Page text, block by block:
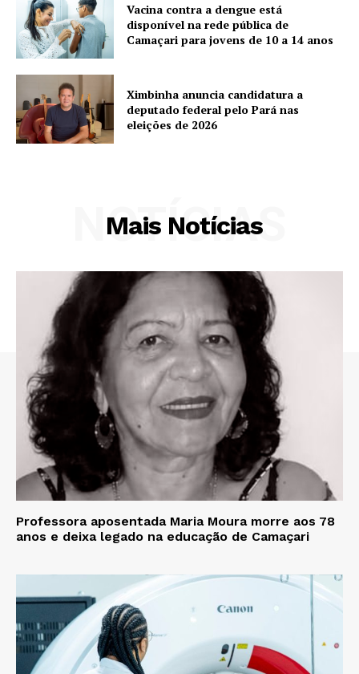
Vacina contra a dengue está
disponível na rede pública de
Camaçari para jovens de 10 a 14 anos
Ximbinha anuncia candidatura a
deputado federal pelo Pará nas
eleições de 2026
Mais Notícias
NOTÍCIAS
Professora aposentada Maria Moura morre aos 78
anos e deixa legado na educação de Camaçari